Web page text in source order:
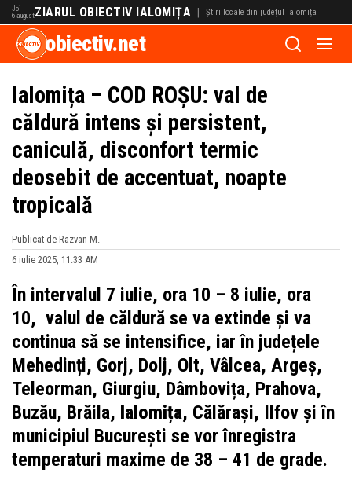
Joi
6 augustZIARUL OBIECTIV IALOMIȚA | Știri locale din județul Ialomița
obiectiv.net
Ialomița – COD ROȘU: val de
căldură intens și persistent,
caniculă, disconfort termic
deosebit de accentuat, noapte
tropicală
Publicat de Razvan M.
6 iulie 2025, 11:33 AM
În intervalul 7 iulie, ora 10 – 8 iulie, ora
10, valul de căldură se va extinde și va
continua să se intensifice, iar în județele
Mehedinți, Gorj, Dolj, Olt, Vâlcea, Argeș,
Teleorman, Giurgiu, Dâmbovița, Prahova,
Buzău, Brăila, Ialomița, Călărași, Ilfov și în
municipiul București se vor înregistra
temperaturi maxime de 38 – 41 de grade.